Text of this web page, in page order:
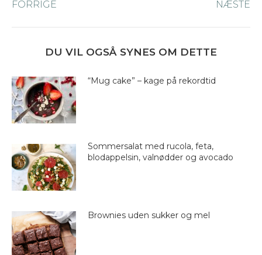
navigation
FORRIGE NÆSTE
DU VIL OGSÅ SYNES OM DETTE
“Mug cake” – kage på rekordtid
Sommersalat med rucola, feta,
blodappelsin, valnødder og avocado
Brownies uden sukker og mel